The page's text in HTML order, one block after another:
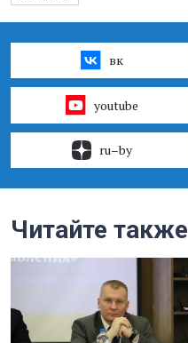
вк
youtube
ru–by
Читайте также